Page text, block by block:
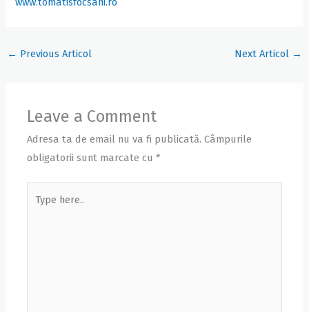
← Previous Articol Next Articol →
Leave a Comment
Adresa ta de email nu va fi publicată. Câmpurile
obligatorii sunt marcate cu*
here..